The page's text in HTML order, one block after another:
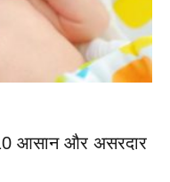
आसान और असरदार